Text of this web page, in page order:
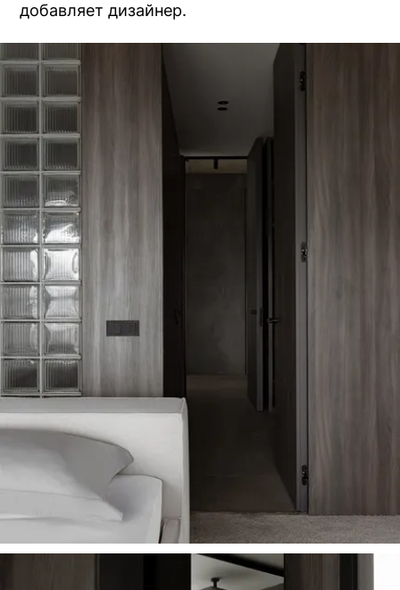
добавляет дизайнер.